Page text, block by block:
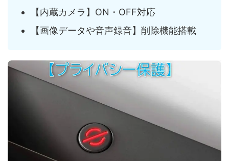
【内蔵カメラ】ON・OFF対応
【画像データや音声録音】削除機能搭載